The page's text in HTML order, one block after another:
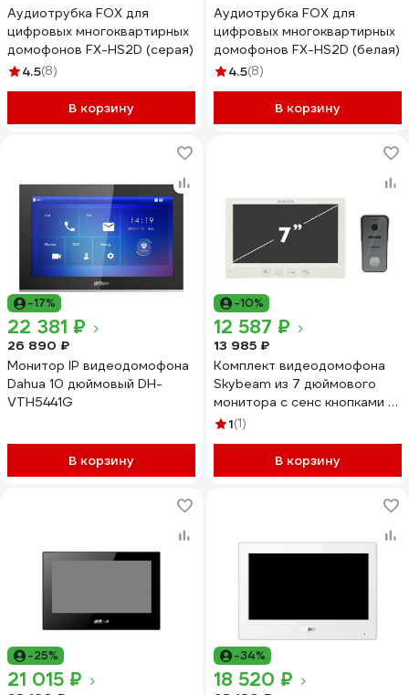
Аудиотрубка FOX для
цифровых многоквартирных
домофонов FX-HS2D (серая)
4.5(8)
В корзину
Аудиотрубка FOX для
цифровых многоквартирных
домофонов FX-HS2D (белая)
4.5(8)
В корзину
-17%
22 381 ₽
26 890 ₽
Монитор IP видеодомофона
Dahua 10 дюймовый DH-
VTH5441G
В корзину
-10%
12 587 ₽
13 985 ₽
Комплект видеодомофона
Skybeam из 7 дюймового
монитора с сенс кнопками и
вызывной панели, белый
94712HA+94208-1080PWH
1(1)
В корзину
-25%
21 015 ₽
-34%
18 520 ₽